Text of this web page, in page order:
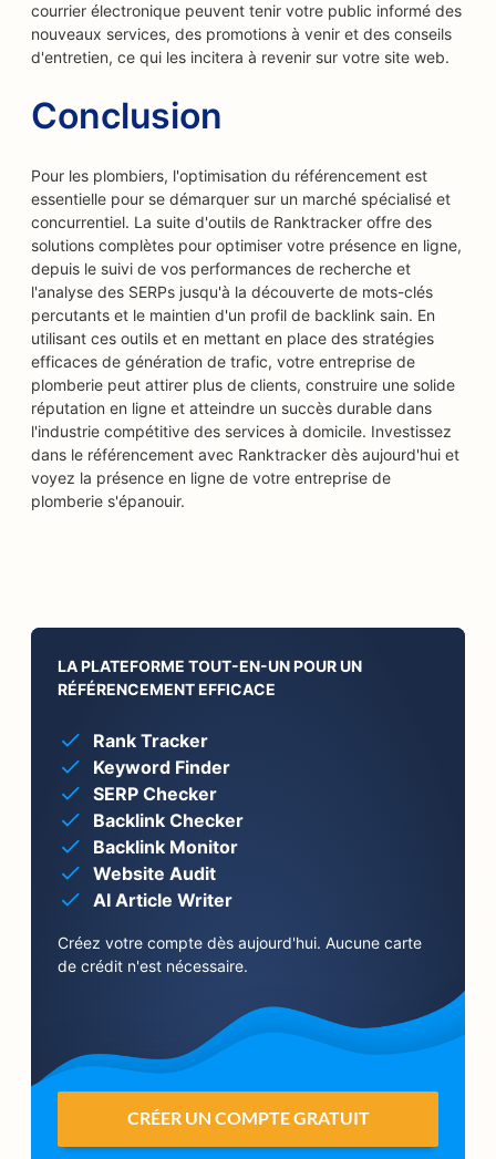
courrier électronique peuvent tenir votre public informé des
nouveaux services, des promotions à venir et des conseils
d'entretien, ce qui les incitera à revenir sur votre site web.
Conclusion
Pour les plombiers, l'optimisation du référencement est
essentielle pour se démarquer sur un marché spécialisé et
concurrentiel. La suite d'outils de Ranktracker offre des
solutions complètes pour optimiser votre présence en ligne,
depuis le suivi de vos performances de recherche et
l'analyse des SERPs jusqu'à la découverte de mots-clés
percutants et le maintien d'un profil de backlink sain. En
utilisant ces outils et en mettant en place des stratégies
efficaces de génération de trafic, votre entreprise de
plomberie peut attirer plus de clients, construire une solide
réputation en ligne et atteindre un succès durable dans
l'industrie compétitive des services à domicile. Investissez
dans le référencement avec Ranktracker dès aujourd'hui et
voyez la présence en ligne de votre entreprise de
plomberie s'épanouir.
LA PLATEFORME TOUT-EN-UN POUR UN
RÉFÉRENCEMENT EFFICACE
Rank Tracker
Keyword Finder
SERP Checker
Backlink Checker
Backlink Monitor
Website Audit
AI Article Writer
Créez votre compte dès aujourd'hui. Aucune carte
de crédit n'est nécessaire.
CRÉER UN COMPTE GRATUIT